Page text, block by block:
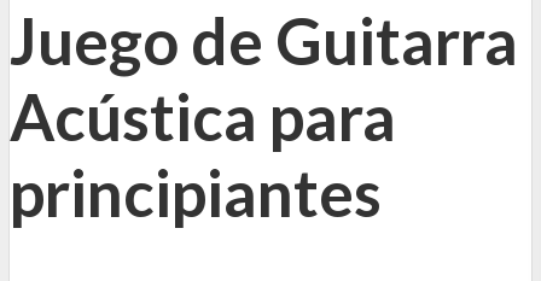
Juego de Guitarra
Acústica para
principiantes